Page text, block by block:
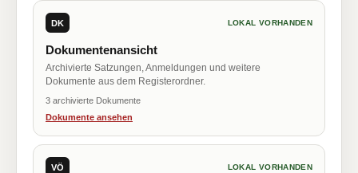
DK LOKAL VORHANDEN
Dokumentenansicht
Archivierte Satzungen, Anmeldungen und weitere
Dokumente aus dem Registerordner.
3 archivierte Dokumente
Dokumente ansehen
VÖ LOKAL VORHANDEN